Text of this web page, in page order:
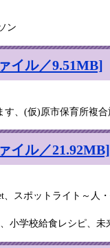
ン
イル／9.51MB]
す、(仮)原市保育所
イル／21.92MB]
、スポットライト～人
小学校給食レシピ、未